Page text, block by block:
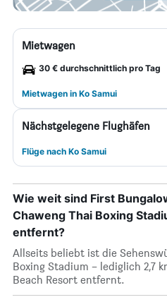
Mietwagen
30 € durchschnittlich pro Tag
Mietwagen in Ko Samui
Nächstgelegene Flughäfen
Flüge nach Ko Samui
Wie weit sind First
Chaweng Thai Boxing
entfernt?
Allseits beliebt ist die
Boxing Stadium – lediglich 2,7
Beach Resort entfernt.